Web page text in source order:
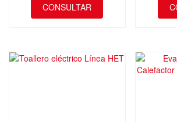
CONSULTAR